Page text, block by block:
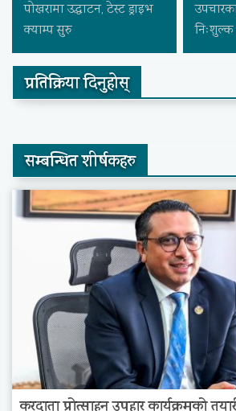
पोखरामा उद्घाटन, टेस्ट ड्राइभ
क्याम्प सुरु
प्रतिक्रिया दिनुहोस्
सम्बन्धित शीर्षकहरु